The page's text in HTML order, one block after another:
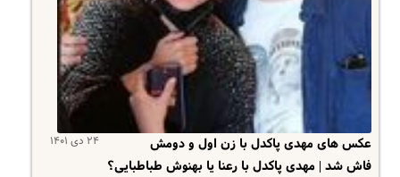
۲۴ دی ۱۴۰۱
عکس های مهدی پاکدل با زن اول و دومش
فاش شد | مهدی پاکدل با رعنا یا بهنوش طباطبایی؟